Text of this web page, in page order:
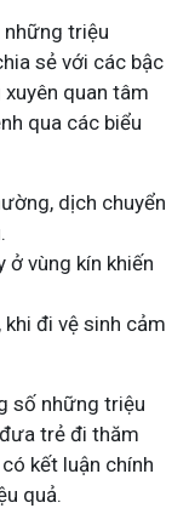
triệu
sẻ với các bậc
quan tâm
qua các biểu
dịch chuyển
ở vùng kín khiến
đi vệ sinh cảm
số những triệu
trẻ đi thăm
kết luận chính
quả.